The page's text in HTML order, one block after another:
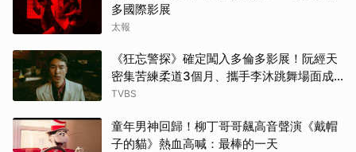
多國際影展
太報
《狂忘警探》確定闖入多倫多影展！阮經天
密集苦練柔道3個月、攜手李沐跳舞場面成
經典
TVBS
童年男神回歸！柳丁哥哥飆高音聲演《戴帽
子的貓》熱血高喊：最棒的一天